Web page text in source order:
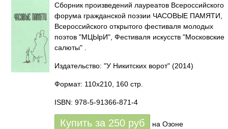
Сборник произведений лауреатов Всероссийского
форума гражданской поэзии ЧАСОВЫЕ ПАМЯТИ,
Всероссийского открытого фестиваля молодых
поэтов "МЦЫрИ", Фестиваля искусств "Московские
салюты" .
Издательство: "У Никитских ворот" (2014)
Формат: 110x210, 160 стр.
ISBN: 978-5-91366-871-4
Купить за 250 руб на Озоне